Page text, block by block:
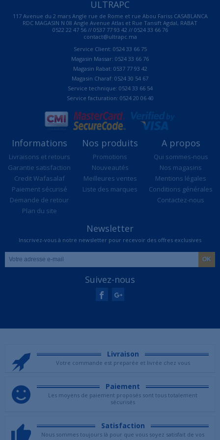
ULTRAPC
117 Avenue du 2 mars Angle rue de Rome et rue Abou Fariss CASABLANCA
RDC MAGASIN N 08 Angle Avenue Atlas et Rue Tansift Agdal, RABAT
0522 22 47 56 // 0537 77 93 42 // 0524 33 66 76
contact@ultrapc.ma
Service Client: 0524 33 66 75
Magasin Massar: 0524 33 66 76
Magasin Rabat: 0537 77 93 42
Magasin Charaf: 0524 30 54 67
Service technique: 0524 33 66 54
Service facturation: 0524 20 06 40
Informations
Livraisons et retours
Garantie satisfaction
Credit Wafasalaf
Paiement sécurisé
Demande de retour
Plan du site
Nos produits
Promotions
Nouveautés
Meilleures ventes
Liste des marques
A propos
Qui sommes-nous
Nos magasins
Mentions légales
Conditions générales
Contactez-nous
Newsletter
Inscrivez-vous à notre newsletter pour recevoir des offres exclusives
Suivez-nous
Livraison
Votre commande est preparée et livrée chez vous
Paiement
Les moyens de paiement proposés sont tous totalement
sécurisés
Satisfaction
Nous sommes toujours là pour que vous soyez satisfait de vos